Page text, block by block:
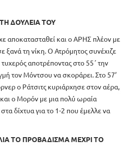
ΔΟΥΛΕΙΑ ΤΟΥ
αποκατασταθεί και ο ΑΡΗΣ πλέον με
ξανά τη νίκη. Ο Ατρόμητος συνέχιζε
αποτρέποντας στο 55΄ την
τον Μόντσου να σκοράρει. Στο 57’
ο Ράτσιτς κυριάρχησε στον αέρα,
ο Μορόν με μια πολύ ωραία
δίχτυα για το 1-2 που έμελλε να
ΤΟ ΠΡΟΒΑΔΙΣΜΑ ΜΕΧΡΙ ΤΟ